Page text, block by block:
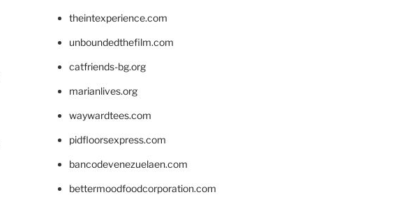
theintexperience.com
unboundedthefilm.com
catfriends-bg.org
marianlives.org
waywardtees.com
pidfloorsexpress.com
bancodevenezuelaen.com
bettermoodfoodcorporation.com